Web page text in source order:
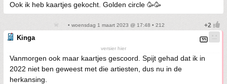
Ook ik heb kaartjes gekocht. Golden circle 🥳🥳
• woensdag 1 maart 2023 @ 17:48 • 212
Kinga
versier hier
Vanmorgen ook maar kaartjes gescoord. Spijt gehad dat ik in
2022 niet ben geweest met die artiesten, dus nu in de
herkansing.